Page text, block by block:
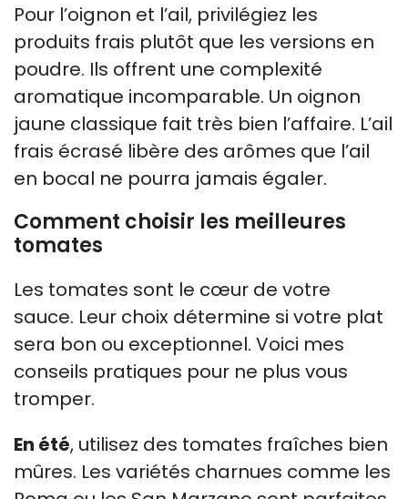
Pour l’oignon et l’ail, privilégiez les
produits frais plutôt que les versions en
poudre. Ils offrent une complexité
aromatique incomparable. Un oignon
jaune classique fait très bien l’affaire. L’ail
frais écrasé libère des arômes que l’ail
en bocal ne pourra jamais égaler.
Comment choisir les meilleures
tomates
Les tomates sont le cœur de votre
sauce. Leur choix détermine si votre plat
sera bon ou exceptionnel. Voici mes
conseils pratiques pour ne plus vous
tromper.
En été, utilisez des tomates fraîches bien
mûres. Les variétés charnues comme les